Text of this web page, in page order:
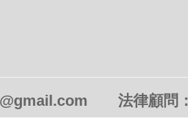
法律顧問：